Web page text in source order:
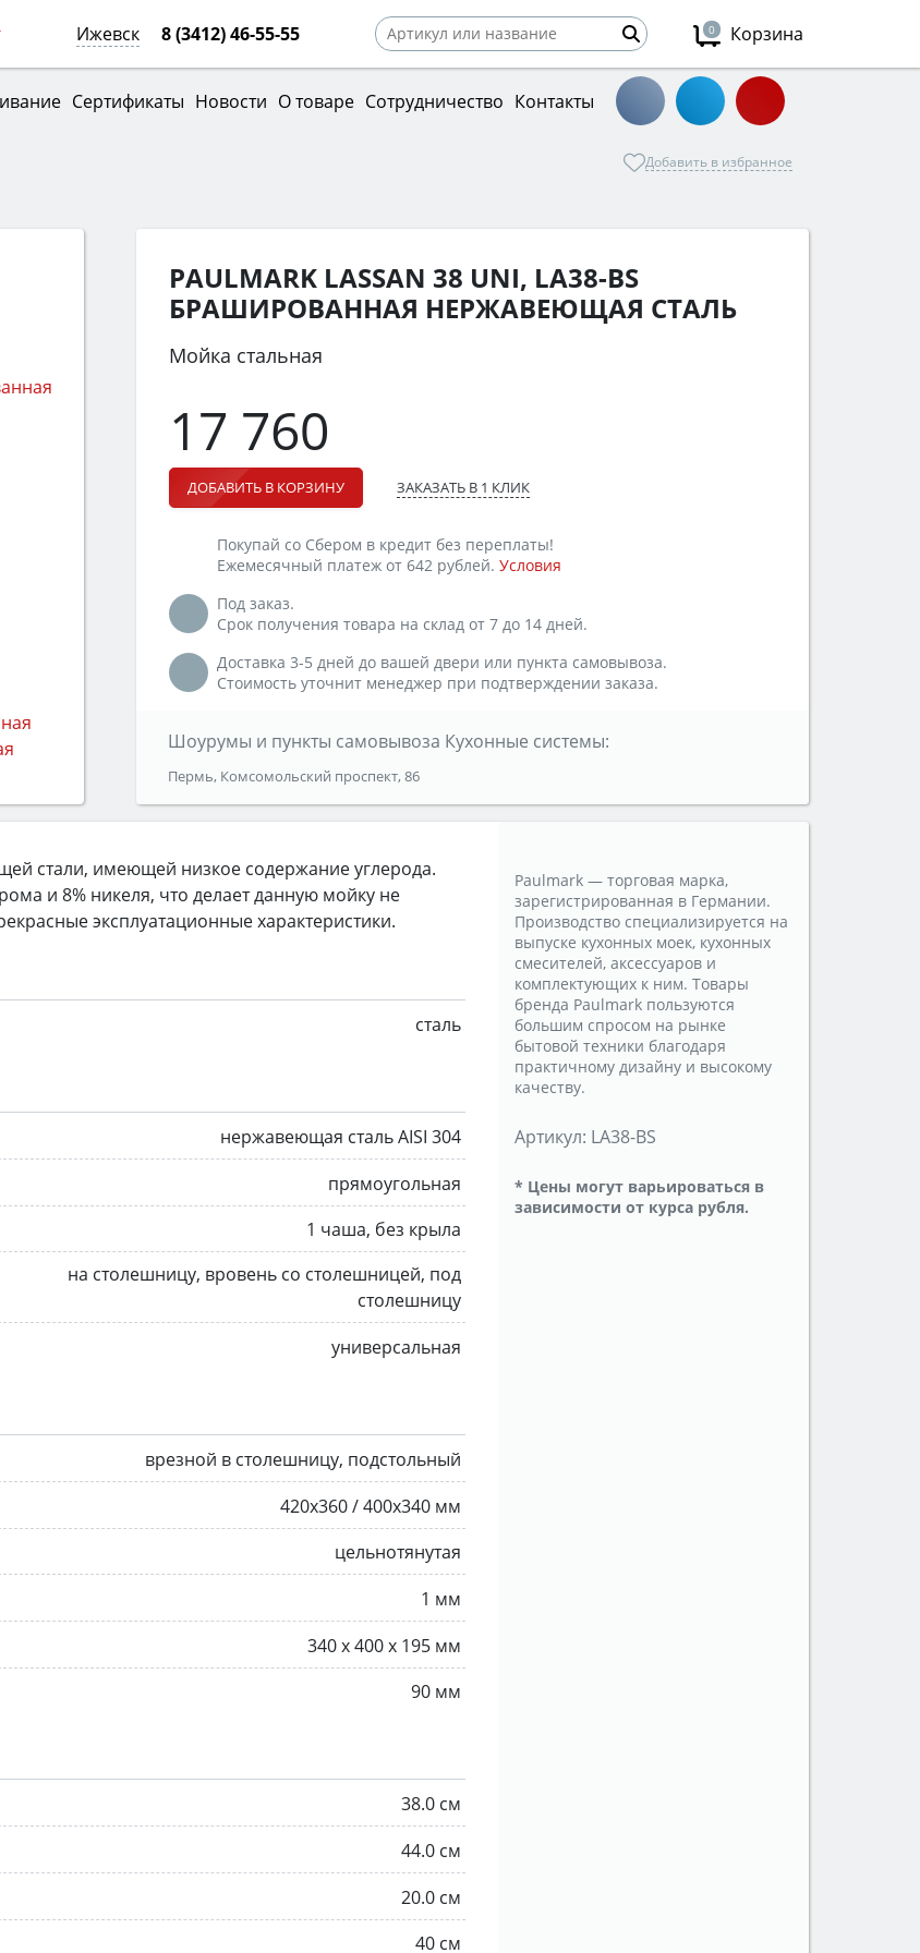
Ижевск 8 (3412) 46-55-55 0 Корзина
Сертификаты Новости О товаре Сотрудничество Контакты
Добавить в избранное
PAULMARK LASSAN 38 UNI, LA38-BS
БРАШИРОВАННАЯ НЕРЖАВЕЮЩАЯ СТАЛЬ
Мойка стальная
17 760
ДОБАВИТЬ В КОРЗИНУ ЗАКАЗАТЬ В 1 КЛИК
Покупай со Сбером в кредит без переплаты!
Ежемесячный платеж от 642 рублей. Условия
Под заказ.
Срок получения товара на склад от 7 до 14 дней.
Доставка 3-5 дней до вашей двери или пункта самовывоза.
Стоимость уточнит менеджер при подтверждении заказа.
Шоурумы и пункты самовывоза Кухонные системы:
Пермь, Комсомольский проспект, 86
стали, имеющей низкое содержание углерода.
и 8% никеля, что делает данную мойку не
эксплуатационные характеристики.
сталь
нержавеющая сталь AISI 304
прямоугольная
1 чаша, без крыла
на столешницу, вровень со столешницей, под
столешницу
универсальная
врезной в столешницу, подстольный
420х360 / 400х340 мм
цельнотянутая
1 мм
340 х 400 х 195 мм
90 мм
38.0 см
44.0 см
20.0 см
40 см
Paulmark — торговая марка,
зарегистрированная в Германии.
Производство специализируется на
выпуске кухонных моек, кухонных
смесителей, аксессуаров и
комплектующих к ним. Товары
бренда Paulmark пользуются
большим спросом на рынке
бытовой техники благодаря
практичному дизайну и высокому
качеству.
Артикул: LA38-BS
* Цены могут варьироваться в
зависимости от курса рубля.